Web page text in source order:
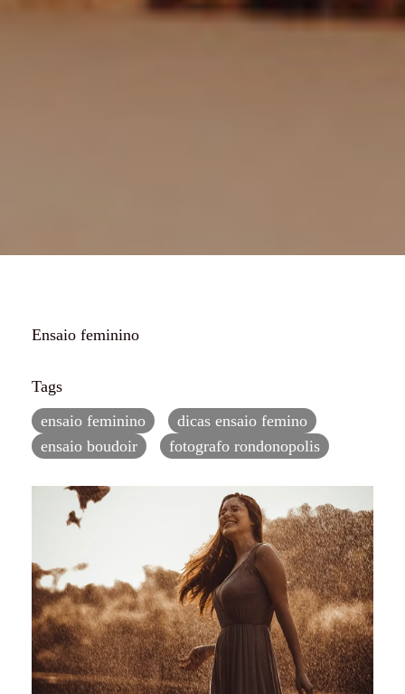
Ensaio feminino
Tags
ensaio feminino
dicas ensaio femino
ensaio boudoir
fotografo rondonopolis